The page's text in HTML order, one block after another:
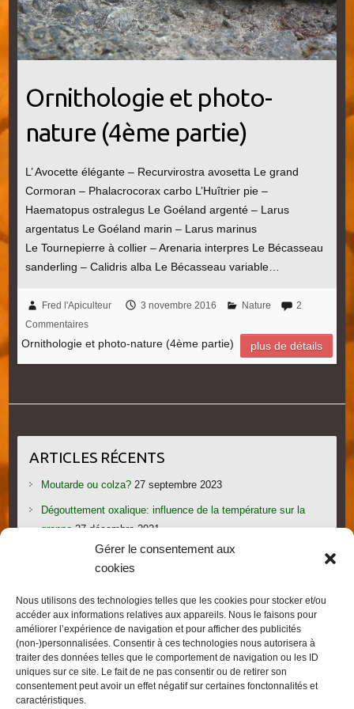
Gérer le consentement aux
cookies
Nous utilisons des technologies telles que les cookies pour stocker et/ou
accéder aux informations relatives aux appareils. Nous le faisons pour
améliorer l’expérience de navigation et pour afficher des publicités
(non-)personnalisées. Consentir à ces technologies nous autorisera à
traiter des données telles que le comportement de navigation ou les ID
uniques sur ce site. Le fait de ne pas consentir ou de retirer son
consentement peut avoir un effet négatif sur certaines fonctonnalités et
caractéristiques.
Ornithologie et photo-
nature (4ème partie)
L’ Avocette élégante – Recurvirostra avosetta Le grand
Cormoran – Phalacrocorax carbo L’Huîtrier pie –
Haematopus ostralegus Le Goéland argenté – Larus
argentatus Le Goéland marin – Larus marinus
Le Tournepierre à collier – Arenaria interpres Le Bécasseau
sanderling – Calidris alba Le Bécasseau variable…
Fred l'Apiculteur 3 novembre 2016 Nature
2
Commentaires
Ornithologie et photo-nature (4ème partie) plus de détails
ARTICLES RÉCENTS
Moutarde ou colza? 27 septembre 2023
Dégouttement oxalique: influence de la température sur la
grappe 27 décembre 2021
Le candi provoque l’essaimage: vraiment?
Les villages provençaux du Pays de Fayence 19 septembre
2021